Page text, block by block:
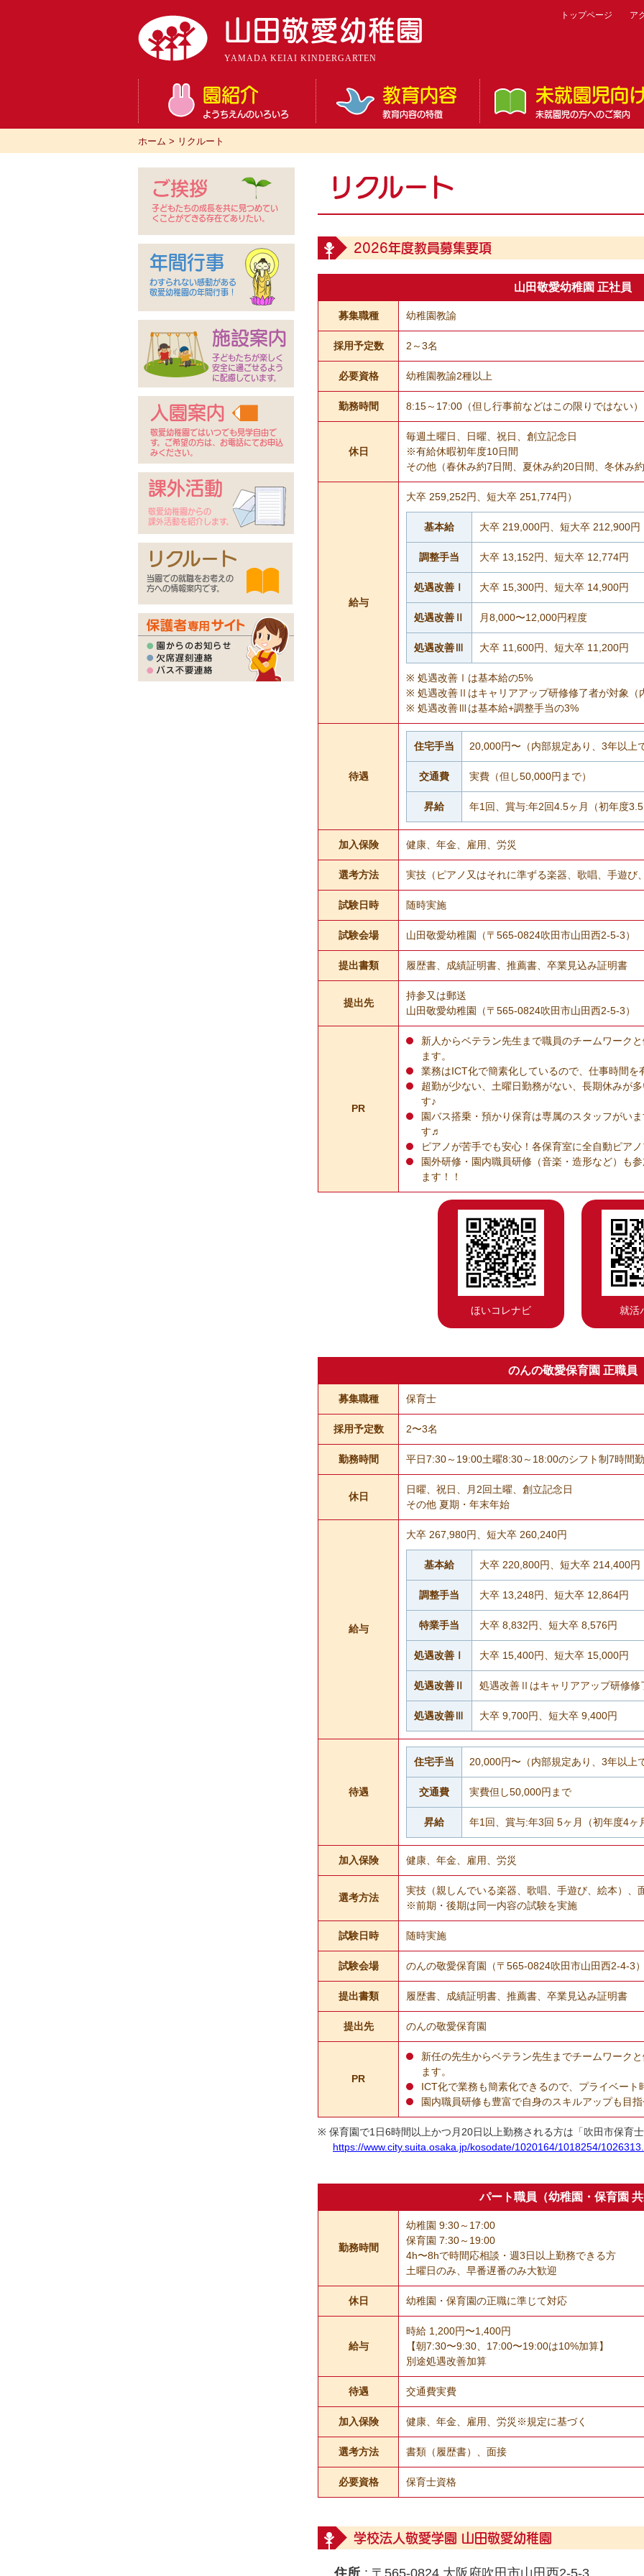
山田敬愛幼稚園
YAMADA KEIAI KINDERGARTEN
トップページ ア
園紹介
ようちえんのいろいろ
教育内容
教育内容の特徴
未就園児向
未就園児の方へのご案内
ホーム > リクルート
リクルート
2026年度教員募集要項
山田敬愛幼稚園 正社員
募集職種 幼稚園教諭
採用予定数 2～3名
必要資格 幼稚園教諭2種以上
勤務時間 8:15～17:00（但し行事前などはこの限りではない）
休日
毎週土曜日、日曜、祝日、創立記念日
※有給休暇初年度10日間
その他（春休み約7日間、夏休み約20日間、冬休み
給与
大卒 259,252円、短大卒 251,774円）
基本給 大卒 219,000円、短大卒 212,900円
調整手当 大卒 13,152円、短大卒 12,774円
処遇改善Ⅰ 大卒 15,300円、短大卒 14,900円
処遇改善Ⅱ 月8,000〜12,000円程度
処遇改善Ⅲ 大卒 11,600円、短大卒 11,200円
処遇改善Ⅰは基本給の5%
処遇改善Ⅱはキャリアアップ研修修了者が対象（
処遇改善Ⅲは基本給+調整手当の3%
待遇
住宅手当 20,000円〜（内部規定あり、3年以上
交通費 実費（但し50,000円まで）
昇給 年1回、賞与:年2回4.5ヶ月（初年度3.5
加入保険 健康、年金、雇用、労災
選考方法 実技（ピアノ又はそれに準ずる楽器、歌唱、手遊び
試験日時 随時実施
試験会場 山田敬愛幼稚園（〒565-0824吹田市山田西2-5-3）
提出書類 履歴書、成績証明書、推薦書、卒業見込み証明書
提出先
持参又は郵送
山田敬愛幼稚園（〒565-0824吹田市山田西2-5-3）
PR
新人からベテラン先生まで職員のチームワーク
ます。
業務はICT化で簡素化しているので、仕事時間を
超勤が少ない、土曜日勤務がない、長期休みが
す♪
園バス搭乗・預かり保育は専属のスタッフがい
す♬
ピアノが苦手でも安心！各保育室に全自動ピア
園外研修・園内職員研修（音楽・造形など）も
ます！！
ほいコレナビ 就活
のんの敬愛保育園 正職員
募集職種 保育士
採用予定数 2〜3名
勤務時間 平日7:30～19:00土曜8:30～18:00のシフト制7時間
休日
日曜、祝日、月2回土曜、創立記念日
その他 夏期・年末年始
給与
大卒 267,980円、短大卒 260,240円
基本給 大卒 220,800円、短大卒 214,400円
調整手当 大卒 13,248円、短大卒 12,864円
特業手当 大卒 8,832円、短大卒 8,576円
処遇改善Ⅰ 大卒 15,400円、短大卒 15,000円
処遇改善Ⅱ 処遇改善Ⅱはキャリアアップ研修修
処遇改善Ⅲ 大卒 9,700円、短大卒 9,400円
待遇
住宅手当 20,000円〜（内部規定あり、3年以上
交通費 実費但し50,000円まで
昇給 年1回、賞与:年3回 5ヶ月（初年度4ヶ
加入保険 健康、年金、雇用、労災
選考方法
実技（親しんでいる楽器、歌唱、手遊び、絵本）、
※前期・後期は同一内容の試験を実施
試験日時 随時実施
試験会場 のんの敬愛保育園（〒565-0824吹田市山田西2-4-3）
提出書類 履歴書、成績証明書、推薦書、卒業見込み証明書
提出先 のんの敬愛保育園
PR
新任の先生からベテラン先生までチームワーク
ます。
ICT化で業務も簡素化できるので、プライベート
園内職員研修も豊富で自身のスキルアップも目指
保育園で1日6時間以上かつ月20日以上勤務される方は「吹田市保育
https://www.city.suita.osaka.jp/kosodate/1020164/1018254/
パート職員（幼稚園・保育園 共
勤務時間
幼稚園 9:30～17:00
保育園 7:30～19:00
4h〜8hで時間応相談・週3日以上勤務できる方
土曜日のみ、早番遅番のみ大歓迎
休日 幼稚園・保育園の正職に準じて対応
給与
時給 1,200円〜1,400円
【朝7:30〜9:30、17:00〜19:00は10%加算】
別途処遇改善加算
待遇 交通費実費
加入保険 健康、年金、雇用、労災※規定に基づく
選考方法 書類（履歴書）、面接
必要資格 保育士資格
学校法人敬愛学園 山田敬愛幼稚園
住所 : 〒565-0824 大阪府吹田市山田西2-5-3
ご挨拶
子どもたちの成長を共に見つめてい
くことができる存在でありたい。
年間行事
わすられない感動がある
敬愛幼稚園の年間行事！
施設案内
子どもたちが楽しく
安全に過ごせるよう
に配慮しています。
入園案内
敬愛幼稚園ではいつでも見学自由で
す。ご希望の方は、お電話にてお申込
みください。
課外活動
敬愛幼稚園からの
課外活動を紹介します。
リクルート
当園での就職をお考えの
方への情報案内です。